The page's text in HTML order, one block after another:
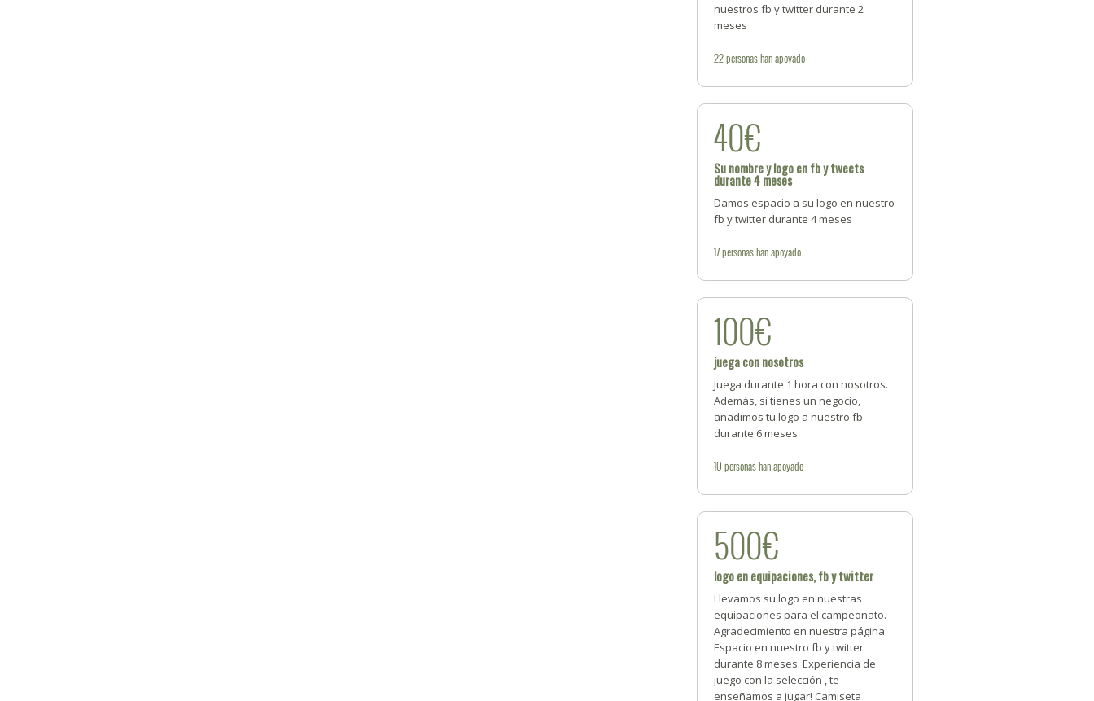
nuestros fb y twitter durante 2
meses
22personashan apoyado
40€
Su nombre y logo en fb y tweets
durante 4 meses
Damos espacio a su logo en nuestro
fb y twitter durante 4 meses
17personashan apoyado
100€
juega con nosotros
Juega durante 1 hora con nosotros.
Además, si tienes un negocio,
añadimos tu logo a nuestro fb
durante 6 meses.
10personashan apoyado
500€
logo en equipaciones, fb y twitter
Llevamos su logo en nuestras
equipaciones para el campeonato.
Agradecimiento en nuestra página.
Espacio en nuestro fb y twitter
durante 8 meses. Experiencia de
juego con la selección , te
enseñamos a jugar! Camiseta